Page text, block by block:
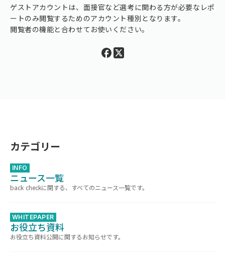
ゲストアカウントは、面接官など選考に関わる方が必要なレポ
ートのみ閲覧するためのアカウント種別となります。
閲覧者の機能と合わせてお使いください。
カテゴリー
INFO
ニュース一覧
back checkに関する、すべてのニュース一覧です。
WHITEPAPER
お役立ち資料
お役立ち資料公開に関するお知らせです。